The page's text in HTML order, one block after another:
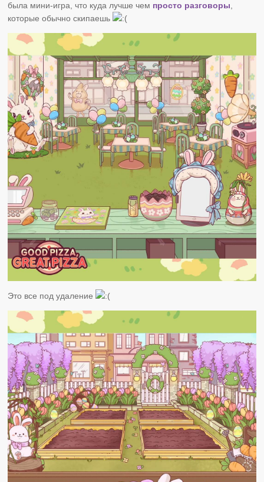
была мини-игра, что куда лучше чем просто разговоры,
которые обычно скипаешь
Это все под удаление